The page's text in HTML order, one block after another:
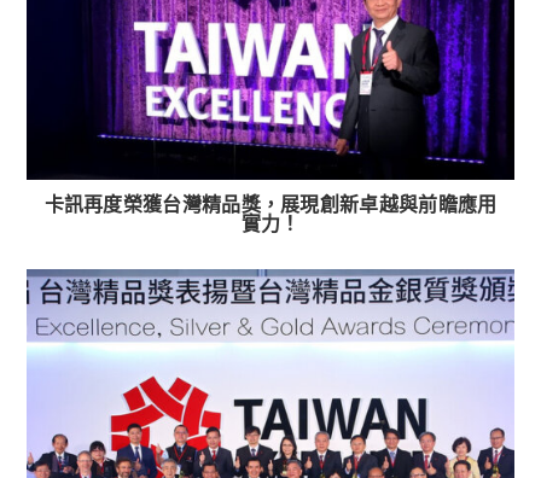
卡訊再度榮獲台灣精品獎，展現創新卓越與前瞻應用
實力！